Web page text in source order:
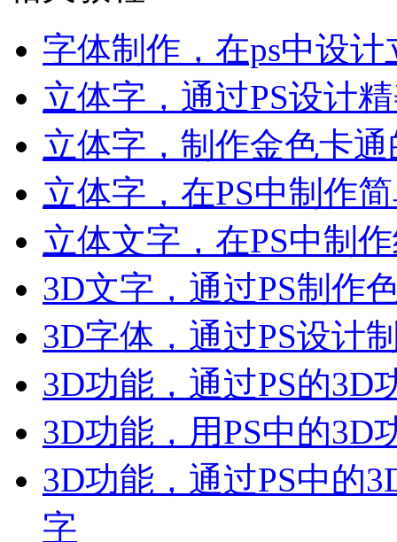
字体制作，在ps中设
立体字，通过PS设计
立体字，制作金色卡
立体字，在PS中制作
立体文字，在PS中制
3D文字，通过PS制作
3D字体，通过PS设计
3D功能，通过PS的3D
3D功能，用PS中的3D
3D功能，通过PS中的
字